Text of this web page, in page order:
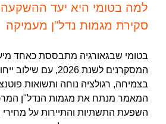
סקירת מגמות נדל"ן מעמיקה
בטומי שבגאורגיה מתבססת כאחד
המסקרנים לשנת 2026, עם
בצמיחה, רגולציה נוחה ותשואות
המאמר מנתח את מגמות הנדל"ן
השפעת התשתיות והתיירות על מחירי